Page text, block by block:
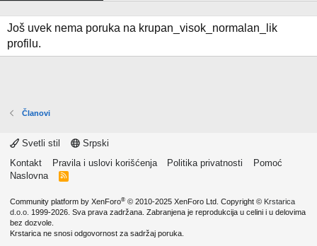
Još uvek nema poruka na krupan_visok_normalan_lik
profilu.
Članovi
Svetli stil
Srpski
Kontakt
Pravila i uslovi korišćenja Politika privatnosti
Pomoć
Naslovna
R
Community platform by XenForo® © 2010-2025 XenForo Ltd. Copyright © Krstarica
d.o.o. 1999-2026. Sva prava zadržana. Zabranjena je reprodukcija u celini i u delovima
bez dozvole.
Krstarica ne snosi odgovornost za sadržaj poruka.